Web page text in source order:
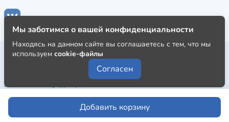
Добавить корзину
Публичная оферта
Пользовательское соглашение
Политика конфиденциальности
Мы заботимся о вашей конфиденциальности
Находясь на данном сайте вы соглашаетесь с тем, что мы
используем cookie-файлы
Согласен